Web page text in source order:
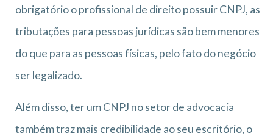
obrigatório o profissional de direito possuir CNPJ, as
tributações para pessoas jurídicas são bem menores
do que para as pessoas físicas, pelo fato do negócio
ser legalizado.
Além disso, ter um CNPJ no setor de advocacia
também traz mais credibilidade ao seu escritório, o